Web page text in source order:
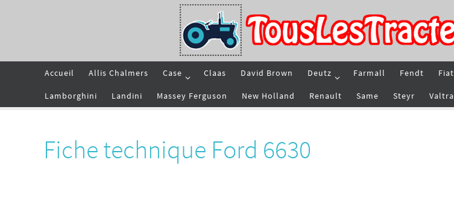
Accueil Allis Chalmers Case Claas David Brown Deutz Farmall Fendt Fiat
Lamborghini Landini Massey Ferguson New Holland Renault Same Steyr Valtra
Fiche technique Ford 6630